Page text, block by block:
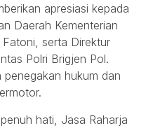
apresiasi kepada
Daerah Kementerian
Fatoni, serta Direktur
Polri Brigjen Pol.
hukum dan
hati, Jasa Raharja